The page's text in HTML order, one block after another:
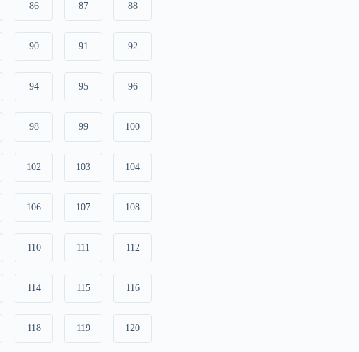
86 87 88
90 91 92
94 95 96
98 99 100
102 103 104
106 107 108
110 111 112
114 115 116
118 119 120